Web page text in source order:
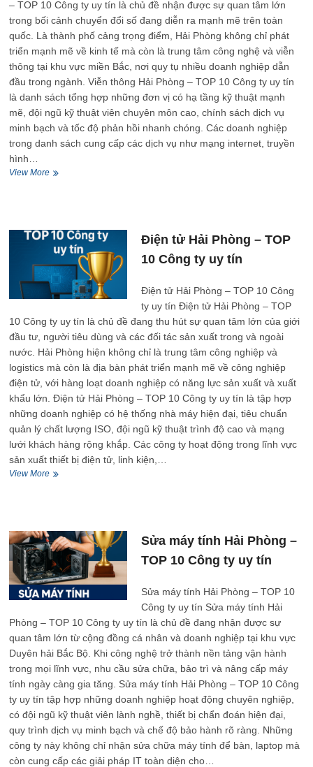
– TOP 10 Công ty uy tín là chủ đề nhận được sự quan tâm lớn
trong bối cảnh chuyển đổi số đang diễn ra mạnh mẽ trên toàn
quốc. Là thành phố cảng trọng điểm, Hải Phòng không chỉ phát
triển mạnh mẽ về kinh tế mà còn là trung tâm công nghệ và viễn
thông tại khu vực miền Bắc, nơi quy tụ nhiều doanh nghiệp dẫn
đầu trong ngành. Viễn thông Hải Phòng – TOP 10 Công ty uy tín
là danh sách tổng hợp những đơn vị có hạ tầng kỹ thuật mạnh
mẽ, đội ngũ kỹ thuật viên chuyên môn cao, chính sách dịch vụ
minh bạch và tốc độ phản hồi nhanh chóng. Các doanh nghiệp
trong danh sách cung cấp các dịch vụ như mạng internet, truyền
hình…
View MoreViễn
TOP
10
ty
uy
tín
Điện tử Hải Phòng – TOP
10 Công ty uy tín
Điện tử Hải Phòng – TOP 10 Công
ty uy tín Điện tử Hải Phòng – TOP
10 Công ty uy tín là chủ đề đang thu hút sự quan tâm lớn của giới
đầu tư, người tiêu dùng và các đối tác sản xuất trong và ngoài
nước. Hải Phòng hiện không chỉ là trung tâm công nghiệp và
logistics mà còn là địa bàn phát triển mạnh mẽ về công nghiệp
điện tử, với hàng loạt doanh nghiệp có năng lực sản xuất và xuất
khẩu lớn. Điện tử Hải Phòng – TOP 10 Công ty uy tín là tập hợp
những doanh nghiệp có hệ thống nhà máy hiện đại, tiêu chuẩn
quản lý chất lượng ISO, đội ngũ kỹ thuật trình độ cao và mạng
lưới khách hàng rộng khắp. Các công ty hoạt động trong lĩnh vực
sản xuất thiết bị điện tử, linh kiện,…
View MoreĐiện
TOP
10
Công
ty
uy
tín
Sửa máy tính Hải Phòng –
TOP 10 Công ty uy tín
Sửa máy tính Hải Phòng – TOP 10
Công ty uy tín Sửa máy tính Hải
Phòng – TOP 10 Công ty uy tín là chủ đề đang nhận được sự
quan tâm lớn từ cộng đồng cá nhân và doanh nghiệp tại khu vực
Duyên hải Bắc Bộ. Khi công nghệ trở thành nền tảng vận hành
trong mọi lĩnh vực, nhu cầu sửa chữa, bảo trì và nâng cấp máy
tính ngày càng gia tăng. Sửa máy tính Hải Phòng – TOP 10 Công
ty uy tín tập hợp những doanh nghiệp hoạt động chuyên nghiệp,
có đội ngũ kỹ thuật viên lành nghề, thiết bị chẩn đoán hiện đại,
quy trình dịch vụ minh bạch và chế độ bảo hành rõ ràng. Những
công ty này không chỉ nhận sửa chữa máy tính để bàn, laptop mà
còn cung cấp các giải pháp IT toàn diện cho…